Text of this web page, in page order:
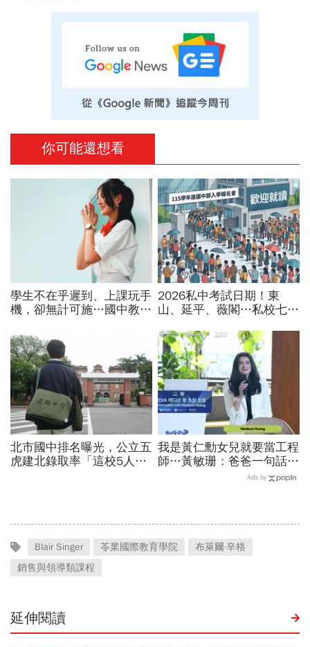
你可能還想看
學生不在乎遲到、上課玩手
機，卻無計可施…國中教師
倦「樣樣靠班經、早晚發神
經」
2026私中考試日期！東
山、延平、薇閣…私校七雄
明會，私立國中公立國中怎
麼選
北市國中排名曝光，公立五
虎建北錄取率「這校5人就
我是黃仁勳女兒就要當工程
師…黃敏珊：爸爸一句話，
讓我從電機系改廚藝學校
Ads by
Blair Singer 苓業國際教育學院
布萊爾·辛格
銷售與領導類課程
延伸閱讀